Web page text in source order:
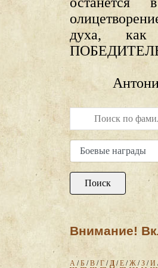
духа, как
Внимание!
А /Б /В /Г /Д /Е /Ж /З /И